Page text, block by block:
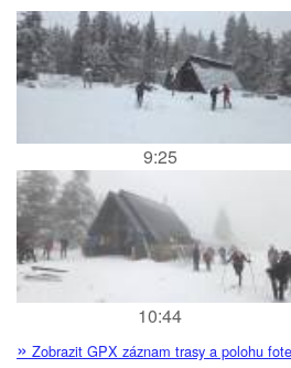
9:25
10:44
» Zobrazit GPX záznam trasy a polohu